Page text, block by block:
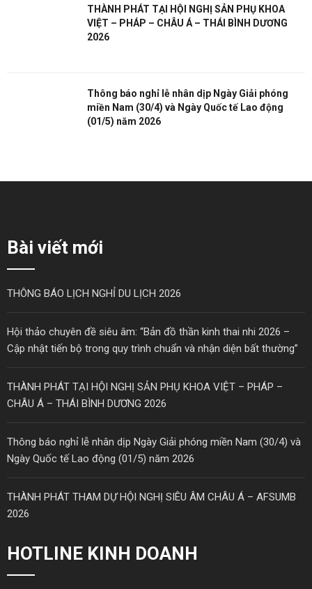
THÀNH PHÁT TẠI HỘI NGHỊ SẢN PHỤ KHOA
VIỆT – PHÁP – CHÂU Á – THÁI BÌNH DƯƠNG
2026
Thông báo nghỉ lễ nhân dịp Ngày Giải phóng
miền Nam (30/4) và Ngày Quốc tế Lao động
(01/5) năm 2026
Bài viết mới
THÔNG BÁO LỊCH NGHỈ DU LỊCH 2026
Hội thảo chuyên đề siêu âm: “Bản đồ thần kinh thai nhi 2026 –
Cập nhật tiến bộ trong quy trình chuẩn và nhận diện bất thường”
THÀNH PHÁT TẠI HỘI NGHỊ SẢN PHỤ KHOA VIỆT – PHÁP –
CHÂU Á – THÁI BÌNH DƯƠNG 2026
Thông báo nghỉ lễ nhân dịp Ngày Giải phóng miền Nam (30/4) và
Ngày Quốc tế Lao động (01/5) năm 2026
THÀNH PHÁT THAM DỰ HỘI NGHỊ SIÊU ÂM CHÂU Á – AFSUMB
2026
HOTLINE KINH DOANH